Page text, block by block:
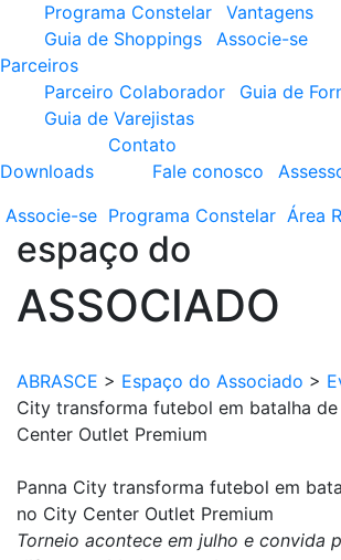
Programa Constelar
Vantagens
Guia de Shoppings
Associe-se
Parceiros
Parceiro Colaborador
Guia de
Guia de Varejistas
Downloads
Contato
Fale conosco
Associe-se Programa Constelar Área
espaço do
ASSOCIADO
ABRASCE > Espaço do Associado >
City transforma futebol em batalha
Center Outlet Premium
Panna City transforma futebol em
no City Center Outlet Premium
Torneio acontece em julho e convida